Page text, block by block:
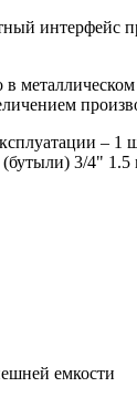
интерфейс
– 1
3/4" 1.5
емкости